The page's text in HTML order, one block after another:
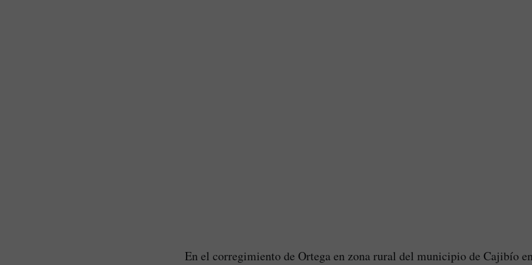
En el corregimiento de Ortega en zona rural del municipio de Cajibío